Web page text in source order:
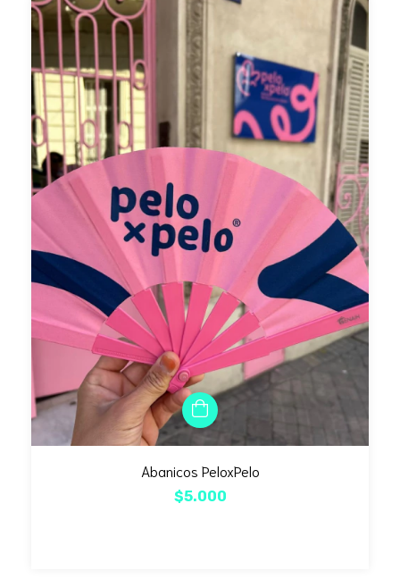
Abanicos PeloxPelo
$5.000